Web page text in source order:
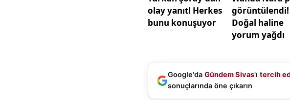
Google'da Gündem Sivas'ı tercih
sonuçlarında öne çıkarın